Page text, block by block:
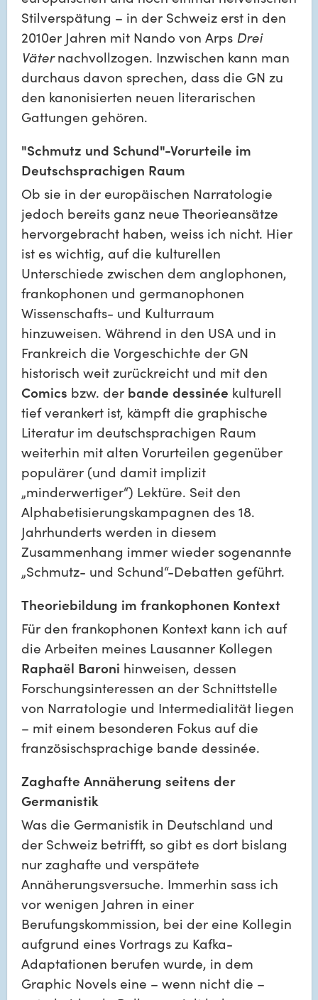
Stilverspätung – in der Schweiz erst in den
2010er Jahren mit Nando von Arps Drei
Väter nachvollzogen. Inzwischen kann man
durchaus davon sprechen, dass die GN zu
den kanonisierten neuen literarischen
Gattungen gehören.
"Schmutz und Schund"-Vorurteile im
Deutschsprachigen Raum
Ob sie in der europäischen Narratologie
jedoch bereits ganz neue Theorieansätze
hervorgebracht haben, weiss ich nicht. Hier
ist es wichtig, auf die kulturellen
Unterschiede zwischen dem anglophonen,
frankophonen und germanophonen
Wissenschafts- und Kulturraum
hinzuweisen. Während in den USA und in
Frankreich die Vorgeschichte der GN
Comics bzw. der bande dessinée kulturell
tief verankert ist, kämpft die graphische
Literatur im deutschsprachigen Raum
weiterhin mit alten Vorurteilen gegenüber
populärer (und damit implizit
„minderwertiger“) Lektüre. Seit den
Alphabetisierungskampagnen des 18.
Jahrhunderts werden in diesem
Zusammenhang immer wieder sogenannte
„Schmutz- und Schund“-Debatten geführt.
Theoriebildung im frankophonen Kontext
Für den frankophonen Kontext kann ich auf
Raphaël Baroni hinweisen, dessen
Forschungsinteressen an der Schnittstelle
von Narratologie und Intermedialität liegen
– mit einem besonderen Fokus auf die
französischsprachige bande dessinée.
Zaghafte Annäherung seitens der
Germanistik
Was die Germanistik in Deutschland und
der Schweiz betrifft, so gibt es dort bislang
nur zaghafte und verspätete
Annäherungsversuche. Immerhin sass ich
vor wenigen Jahren in einer
Berufungskommission, bei der eine Kollegin
aufgrund eines Vortrags zu Kafka-
Adaptationen berufen wurde, in dem
Graphic Novels eine – wenn nicht die –